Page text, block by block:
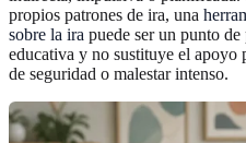
propios patrones de ira, una
sobre la ira puede ser un punto
educativa y no sustituye el apoyo
de seguridad o malestar intenso.